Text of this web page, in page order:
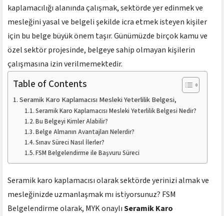
kaplamacılığı alanında çalışmak, sektörde yer edinmek ve
mesleğini yasal ve belgeli şekilde icra etmek isteyen kişiler
için bu belge büyük önem taşır. Günümüzde birçok kamu ve
özel sektör projesinde, belgeye sahip olmayan kişilerin
çalışmasına izin verilmemektedir.
Table of Contents
Seramik Karo Kaplamacısı Mesleki Yeterlilik Belgesi,
Seramik Karo Kaplamacısı Mesleki Yeterlilik Belgesi Nedir?
Bu Belgeyi Kimler Alabilir?
Belge Almanın Avantajları Nelerdir?
Sınav Süreci Nasıl İlerler?
FSM Belgelendirme ile Başvuru Süreci
Seramik karo kaplamacısı olarak sektörde yerinizi almak ve
mesleğinizde uzmanlaşmak mı istiyorsunuz? FSM
Belgelendirme olarak, MYK onaylıSeramik Karo